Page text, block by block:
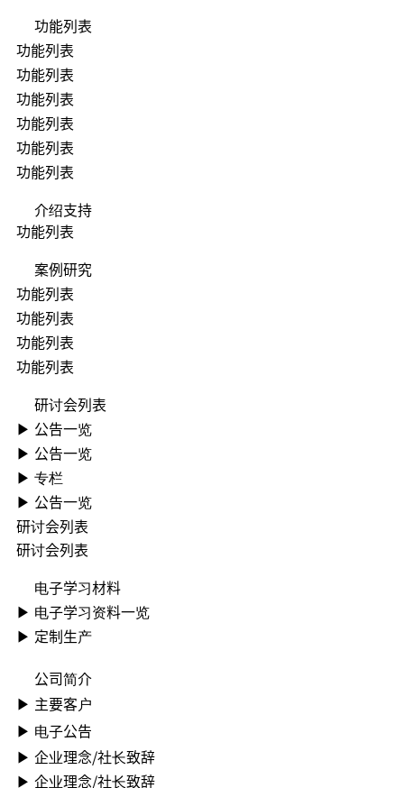
功能列表
功能列表
功能列表
功能列表
功能列表
功能列表
功能列表
介绍支持
功能列表
案例研究
功能列表
功能列表
功能列表
功能列表
研讨会列表
▶ ︎公告一览
▶ ︎公告一览
▶ 专栏
▶ ︎公告一览
研讨会列表
研讨会列表
电子学习材料
▶ ︎电子学习资料一览
▶ 定制生产
公司简介
▶ ︎主要客户
▶ ︎电子公告
▶ ︎︎企业理念/社长致辞
▶ ︎︎企业理念/社长致辞